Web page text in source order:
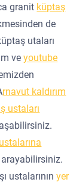
granit küptaş
de
utaları
veyoutube
rnavut kaldırım
ustaları
ustalarının yer